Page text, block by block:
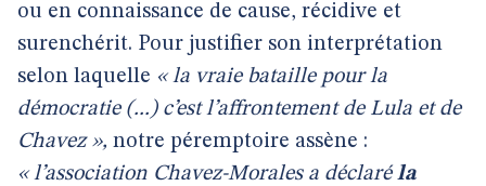
ou en connaissance de cause, récidive et
surenchérit. Pour justifier son interprétation
selon laquelle « la vraie bataille pour la
démocratie (...) c’est l’affrontement de Lula et de
Chavez », notre péremptoire assène :
« l’association Chavez-Morales a déclaré la